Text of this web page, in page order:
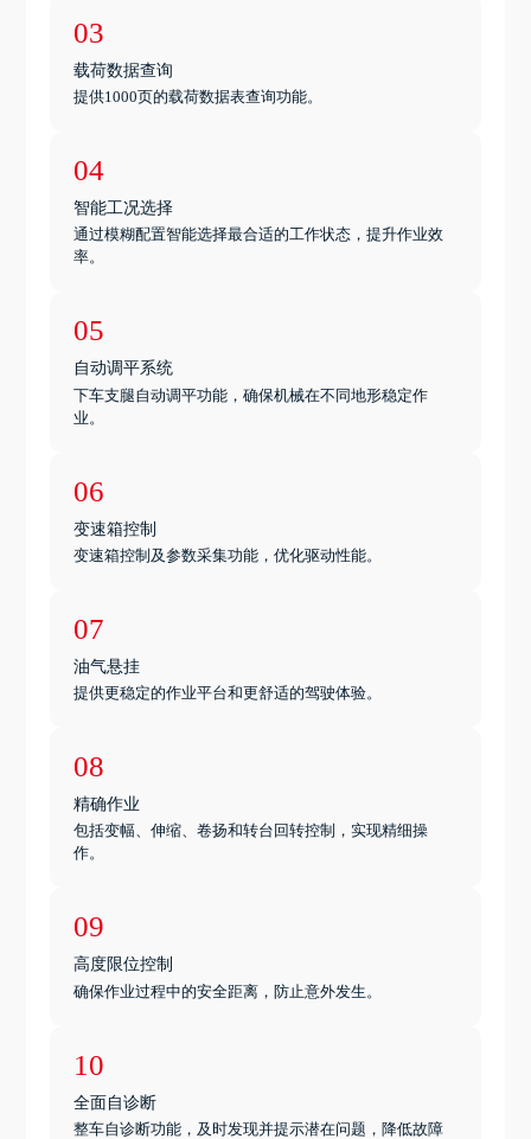
03
载荷数据查询
提供1000页的载荷数据表查询功能。
04
智能工况选择
通过模糊配置智能选择最合适的工作状态，提升作业效
率。
05
自动调平系统
下车支腿自动调平功能，确保机械在不同地形稳定作
业。
06
变速箱控制
变速箱控制及参数采集功能，优化驱动性能。
07
油气悬挂
提供更稳定的作业平台和更舒适的驾驶体验。
08
精确作业
包括变幅、伸缩、卷扬和转台回转控制，实现精细操
作。
09
高度限位控制
确保作业过程中的安全距离，防止意外发生。
10
全面自诊断
整车自诊断功能，及时发现并提示潜在问题，降低故障